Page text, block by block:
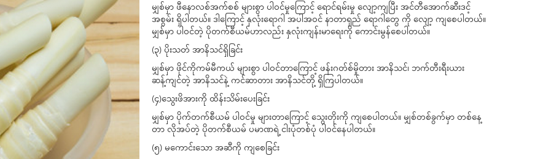
မျှစ်မှာ ဖီနောလစ်အက်စစ် များစွာ ပါဝင်မှုကြောင့် ရောင်ရမ်းမှု လျော့ကျပြီး အင်တီအောက်ဆီးဒင့်
အစွမ်း ရှိပါတယ်။ ဒါကြောင့် နှလုံးရောဂါ အပါအဝင် နာတာရှည် ရောဂါတွေ ကို လျော့ ကျစေပါတယ်။
မျှစ်မှာ ပါဝင်တဲ့ ပိုတက်စီယမ်ဟာလည်း နှလုံးကျန်းမာရေးကို ကောင်းမွန်စေပါတယ်။
(၃) ပိုးသတ် အာနိသင်ရှိခြင်း
မျှစ်မှာ ဖိုင်ကိုကမ်မီကယ် များစွာ ပါဝင်တာကြောင့် ဖန်းဂတ်စ်မှိုတား အာနိသင်၊ ဘက်တီးရီးယား
ဆန့်ကျင်တဲ့ အာနိသင်နဲ့ ကင်ဆာတား အာနိသင်တို့ ရှိကြပါတယ်။
(၄)သွေးဖိအားကို ထိန်းသိမ်းပေးခြင်း
မျှစ်မှာ ပိုက်တက်စီယမ် ပါဝင်မှု များတာကြောင့် သွေးတိုးကို ကျစေပါတယ်။ မျှစ်တစ်ခွက်မှာ တစ်နေ့
တာ လိုအပ်တဲ့ ပိုတက်စီယမ် ပမာဏရဲ့ ငါးပုံတစ်ပုံ ပါဝင်နေပါတယ်။
(၅) မကောင်းသော အဆီကို ကျစေခြင်း